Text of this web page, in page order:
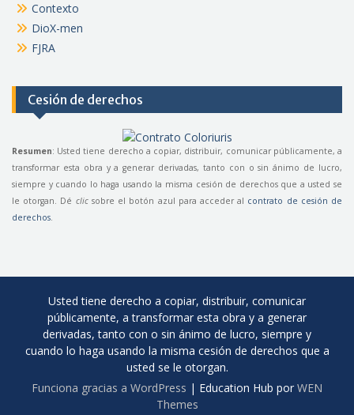
Contexto
DioX-men
FJRA
Cesión de derechos
Resumen: Usted tiene derecho a copiar, distribuir, comunicar públicamente, a
transformar esta obra y a generar derivadas, tanto con o sin ánimo de lucro,
siempre y cuando lo haga usando la misma cesión de derechos que a usted se
le otorgan. Dé clicsobre el botón azul para acceder al contrato de cesión de
derechos
Usted tiene derecho a copiar, distribuir, comunicar
públicamente, a transformar esta obra y a generar
derivadas, tanto con o sin ánimo de lucro, siempre y
cuando lo haga usando la misma cesión de derechos que a
usted se le otorgan.
Funciona gracias a WordPress | Education Hub por WEN
Themes